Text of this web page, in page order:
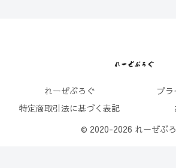
れーぜぶろぐ
プ
特定商取引法に基づく表記
© 2020-2026 れーぜぶ